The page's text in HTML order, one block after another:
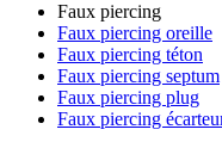
Faux piercing
Faux piercing oreille
Faux piercing téton
Faux piercing septum
Faux piercing plug
Faux piercing